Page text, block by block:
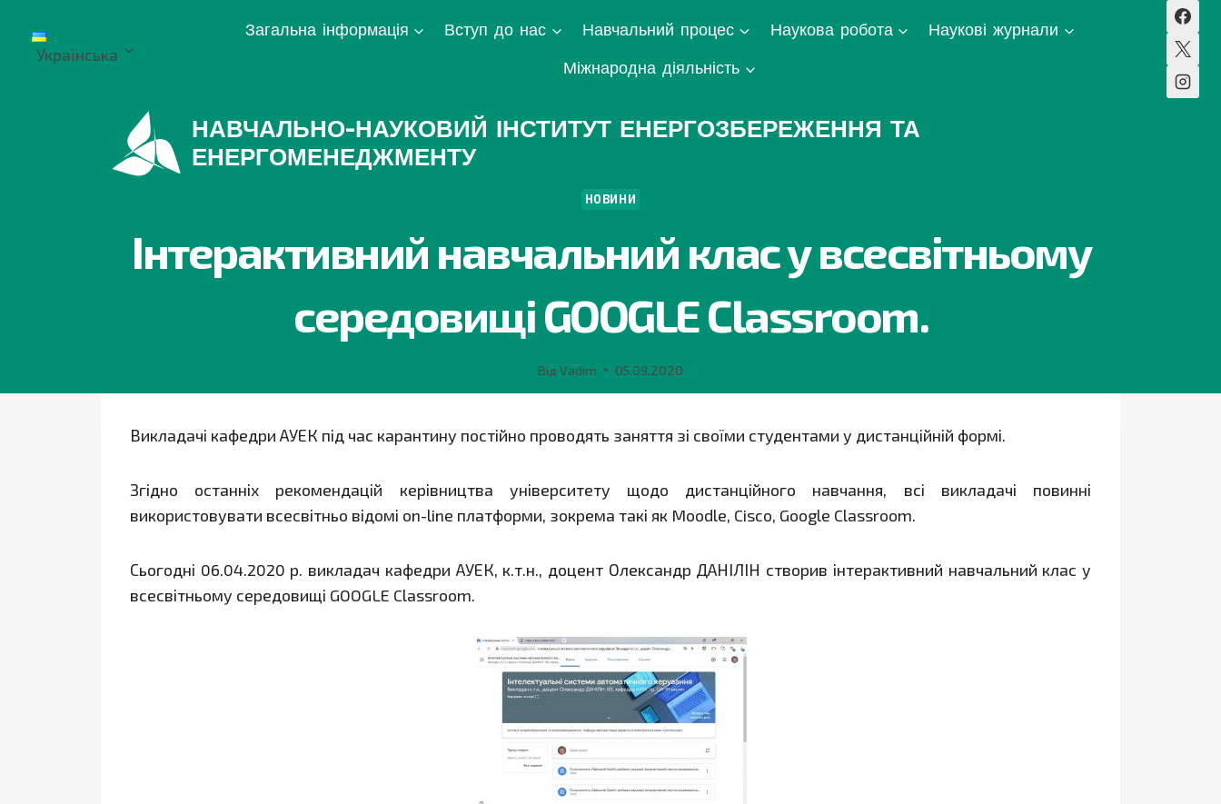
вмістуУкраїнська
Загальна інформація Вступ до нас Навчальний процес Наукова робота
Наукові журнали
Міжнародна діяльність
НАВЧАЛЬНО-НАУКОВИЙ ІНСТИТУТ ЕНЕРГОЗБЕРЕЖЕННЯ ТА
ЕНЕРГОМЕНЕДЖМЕНТУ
НОВИНИ
Інтерактивний навчальний клас у всесвітньому
середовищі GOOGLE Classroom.
Від Vadim 05.09.2020
Викладачі кафедри АУЕК під час карантину постійно проводять заняття зі своїми студентами у дистанційній формі.
Згідно останніх рекомендацій керівництва університету щодо дистанційного навчання, всі викладачі повинні
використовувати всесвітньо відомі on-line платформи, зокрема такі як Moodle, Cisco, Google Classroom.
Сьогодні 06.04.2020 р. викладач кафедри АУЕК, к.т.н., доцент Олександр ДАНІЛІН створив інтерактивний навчальний клас у
всесвітньому середовищі GOOGLE Classroom.